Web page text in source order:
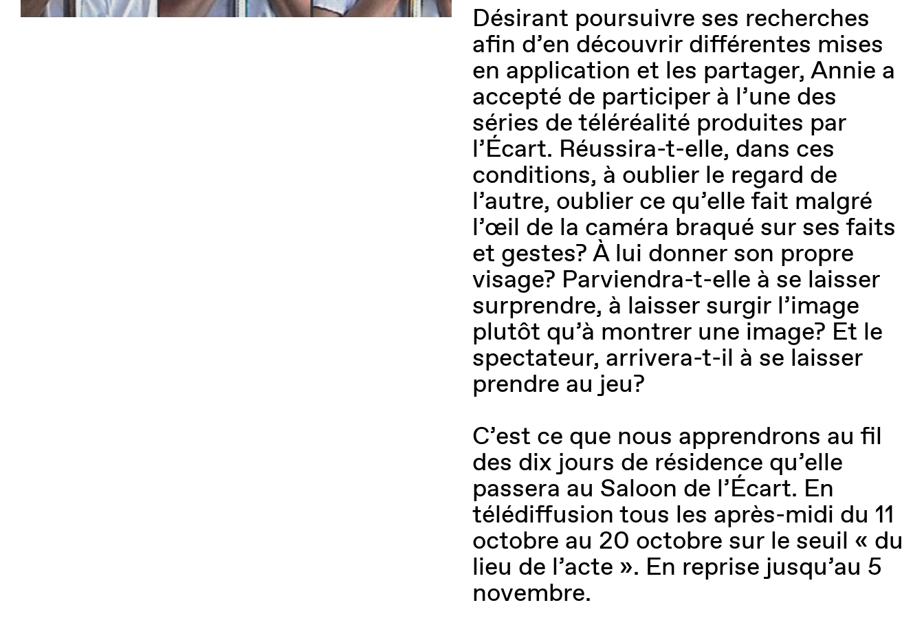
Désirant poursuivre ses recherches
afin d’en découvrir différentes mises
en application et les partager, Annie a
accepté de participer à l’une des
séries de téléréalité produites par
l’Écart. Réussira-t-elle, dans ces
conditions, à oublier le regard de
l’autre, oublier ce qu’elle fait malgré
l’œil de la caméra braqué sur ses faits
et gestes? À lui donner son propre
visage? Parviendra-t-elle à se laisser
surprendre, à laisser surgir l’image
plutôt qu’à montrer une image? Et le
spectateur, arrivera-t-il à se laisser
prendre au jeu?
C’est ce que nous apprendrons au fil
des dix jours de résidence qu’elle
passera au Saloon de l’Écart. En
télédiffusion tous les après-midi du 11
octobre au 20 octobre sur le seuil « du
lieu de l’acte ». En reprise jusqu’au 5
novembre.